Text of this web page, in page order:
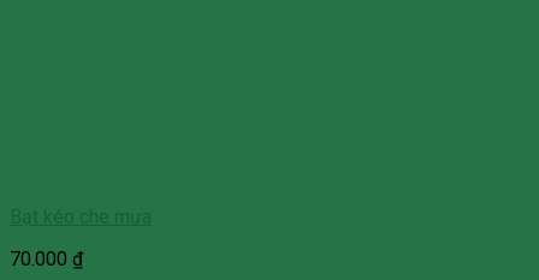
Bạt kéo che mưa
70.000 ₫